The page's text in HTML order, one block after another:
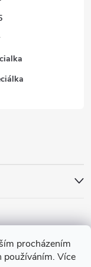
procházením
používáním. Více